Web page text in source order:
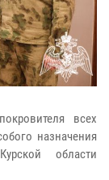
всех
назначения
области